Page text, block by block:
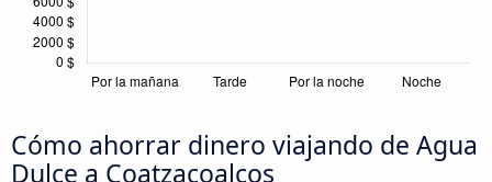
Cómo ahorrar dinero viajando de Agua
Dulce a Coatzacoalcos